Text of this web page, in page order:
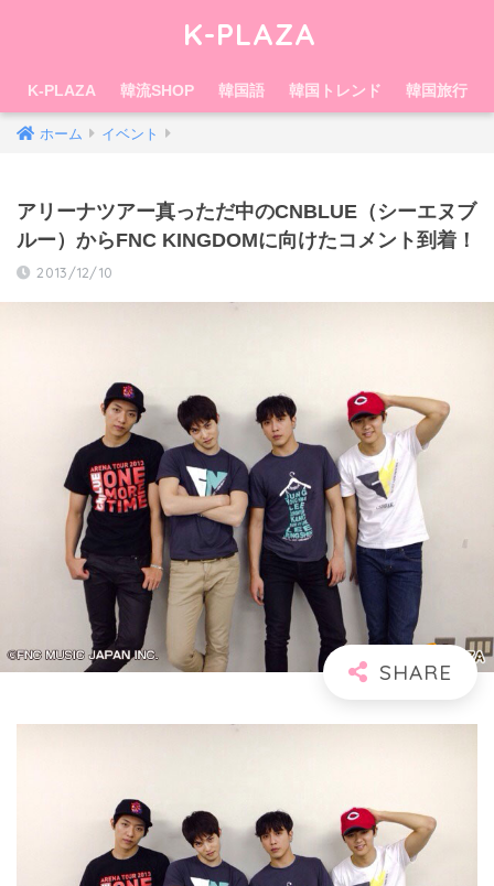
K-PLAZA
K-PLAZA 韓流SHOP 韓国語 韓国トレンド 韓国旅行
ホーム イベント
アリーナツアー真っただ中のCNBLUE（シーエヌブ
ルー）からFNC KINGDOMに向けたコメント到着！
2013/12/10